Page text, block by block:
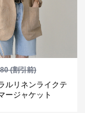
(割引前)
ルリネンライクテ
ージャケット